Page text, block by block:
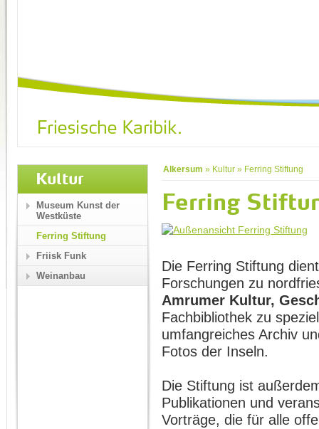
Alkersum » Kultur » Ferring Stiftung
Ferring
Die Ferring Stiftung
Forschungen zu
Amrumer Kultur,
Fachbibliothek zu
umfangreiches Archiv
Fotos der Inseln.
Die Stiftung ist
Publikationen und
Vorträge, die für alle
Kultur
Museum Kunst der
Westküste
Ferring Stiftung
Friisk Funk
Weinanbau